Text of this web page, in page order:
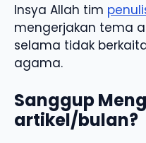
Insya Allah tim
mengerjakan tema
selama tidak
agama.
Sanggup
artikel/bulan?